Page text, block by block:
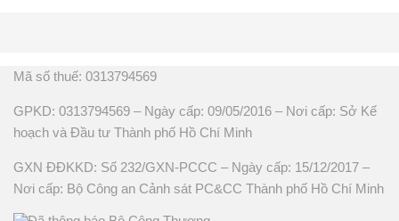
Mã số thuế: 0313794569
GPKD: 0313794569 – Ngày cấp: 09/05/2016 – Nơi cấp: Sở Kế
hoạch và Đầu tư Thành phố Hồ Chí Minh
GXN ĐĐKKD: Số 232/GXN-PCCC – Ngày cấp: 15/12/2017 –
Nơi cấp: Bộ Công an Cảnh sát PC&CC Thành phố Hồ Chí Minh